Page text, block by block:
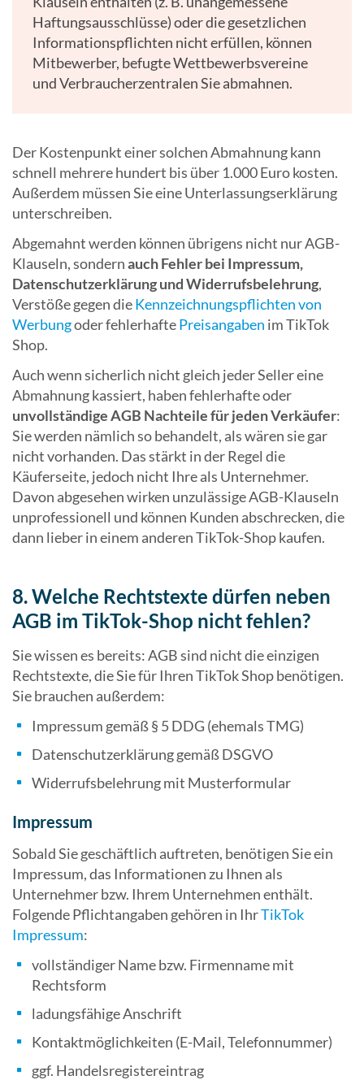
Haftungsausschlüsse) oder die gesetzlichen
Informationspflichten nicht erfüllen, können
Mitbewerber, befugte Wettbewerbsvereine
und Verbraucherzentralen Sie abmahnen.
Der Kostenpunkt einer solchen Abmahnung kann
schnell mehrere hundert bis über 1.000 Euro kosten.
Außerdem müssen Sie eine Unterlassungserklärung
unterschreiben.
Abgemahnt werden können übrigens nicht nur AGB-
Klauseln, sondernauch Fehler bei Impressum,
Datenschutzerklärung und Widerrufsbelehrung,
Verstöße gegen dieKennzeichnungspflichten von
Werbungoder fehlerhaftePreisangaben im TikTok
Shop.
Auch wenn sicherlich nicht gleich jeder Seller eine
Abmahnung kassiert, haben fehlerhafte oder
unvollständige AGB Nachteile für jeden Verkäufer:
Sie werden nämlich so behandelt, als wären sie gar
nicht vorhanden. Das stärkt in der Regel die
Käuferseite, jedoch nicht Ihre als Unternehmer.
Davon abgesehen wirken unzulässige AGB-Klauseln
unprofessionell und können Kunden abschrecken, die
dann lieber in einem anderen TikTok-Shop kaufen.
8. Welche Rechtstexte dürfen neben
AGB im TikTok-Shop nicht fehlen?
Sie wissen es bereits: AGB sind nicht die einzigen
Rechtstexte, die Sie für Ihren TikTok Shop benötigen.
Sie brauchen außerdem:
Impressum gemäß § 5 DDG (ehemals TMG)
Datenschutzerklärung gemäß DSGVO
Widerrufsbelehrung mit Musterformular
Impressum
Sobald Sie geschäftlich auftreten, benötigen Sie ein
Impressum, das Informationen zu Ihnen als
Unternehmer bzw. Ihrem Unternehmen enthält.
Folgende Pflichtangaben gehören in IhrTikTok
Impressum:
vollständiger Name bzw. Firmenname mit
Rechtsform
ladungsfähige Anschrift
Kontaktmöglichkeiten (E-Mail, Telefonnummer)
ggf. Handelsregistereintrag